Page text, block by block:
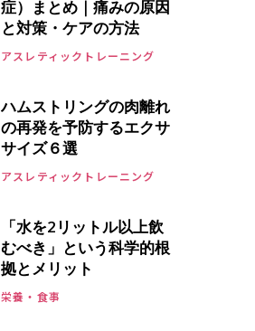
症）まとめ｜痛みの原因
と対策・ケアの方法
アスレティックトレーニング
ハムストリングの肉離れ
の再発を予防するエクサ
サイズ６選
アスレティックトレーニング
「水を2リットル以上飲
むべき」という科学的根
拠とメリット
栄養・食事